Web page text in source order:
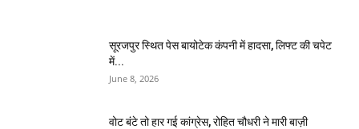
सूरजपुर स्थित पेस बायोटेक कंपनी में हादसा, लिफ्ट की चपेट
में...
June 8, 2026
वोट बंटे तो हार गई कांग्रेस, रोहित चौधरी ने मारी बाज़ी